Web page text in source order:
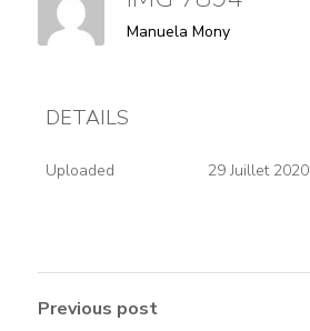
Manuela Mony
DETAILS
Uploaded 29 Juillet 2020
Previous post